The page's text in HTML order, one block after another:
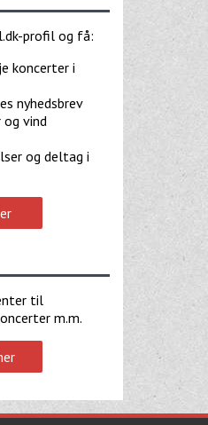
profil og få:
koncerter i
nyhedsbrev
vind
og deltag i
til
m.m.